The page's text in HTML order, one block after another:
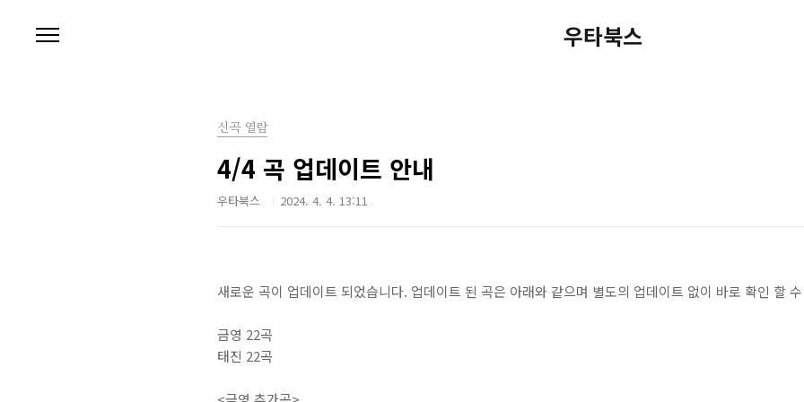
우타북스
신곡 열람
4/4 곡 업데이트 안내
우타북스 2024. 4. 4. 13:11
새로운 곡이 업데이트 되었습니다. 업데이트 된 곡은 아래와 같으며 별도의 업데이트 없이 바로 확인 할
금영 22곡
태진 22곡